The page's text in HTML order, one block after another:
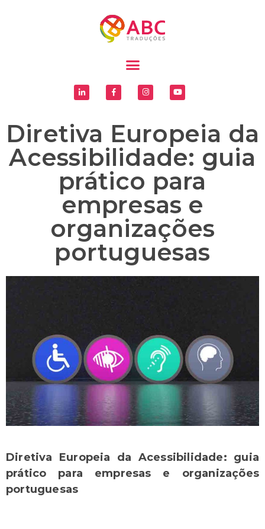
Diretiva Europeia da
Acessibilidade: guia
prático para
empresas e
organizações
portuguesas
Diretiva Europeia da Acessibilidade: guia
prático para empresas e organizações
portuguesas